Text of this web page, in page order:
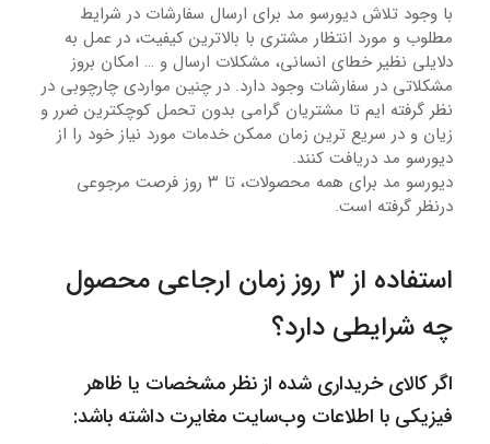
با وجود تلاش دیورسو مد برای ارسال سفارشات در شرایط
مطلوب و مورد انتظار مشتری با بالاترین کیفیت، در عمل به
دلایلی نظیر خطای انسانی، مشکلات ارسال و … امکان بروز
مشکلاتی در سفارشات وجود دارد. در چنین مواردی چارچوبی در
نظر گرفته ایم تا مشتریان گرامی بدون تحمل کوچکترین ضرر و
زیان و در سریع ترین زمان ممکن خدمات مورد نیاز خود را از
دیورسو مد دریافت کنند.
دیورسو مد برای همه محصولات، تا ۳ روز فرصت مرجوعی
درنظر گرفته است.
استفاده از ۳ روز زمان ارجاعی محصول
چه شرایطی دارد؟
اگر کالای خریداری شده از نظر مشخصات یا ظاهر
فیزیکی با اطلاعات وب‌سایت مغایرت داشته باشد: